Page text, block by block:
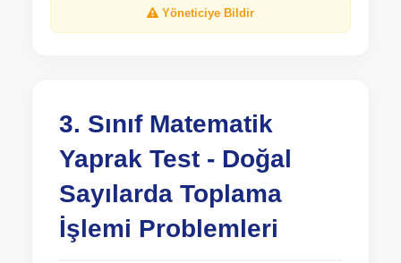
Yöneticiye Bildir
3. Sınıf Matematik
Yaprak Test - Doğal
Sayılarda Toplama
İşlemi Problemleri